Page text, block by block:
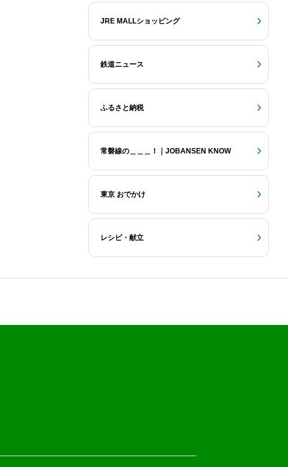
JRE MALLショッピング
鉄道ニュース
ふるさと納税
常磐線の＿＿＿！｜JOBANSEN KNOW
東京 おでかけ
レシピ・献立